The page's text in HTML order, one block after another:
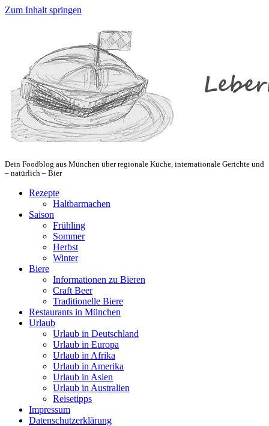
Zum Inhalt springen
Dein Foodblog aus München über regionale Küche, internationale Gerichte und
– natürlich – Bier
Rezepte
Haltbarmachen
Saison
Frühling
Sommer
Herbst
Winter
Biere
Informationen zu Bieren
Craft Beer
Traditionelle Biere
Restaurants in München
Urlaub
Urlaub in Deutschland
Urlaub in Europa
Urlaub in Afrika
Urlaub in Amerika
Urlaub in Asien
Urlaub in Australien
Reisetipps
Impressum
Datenschutzerklärung